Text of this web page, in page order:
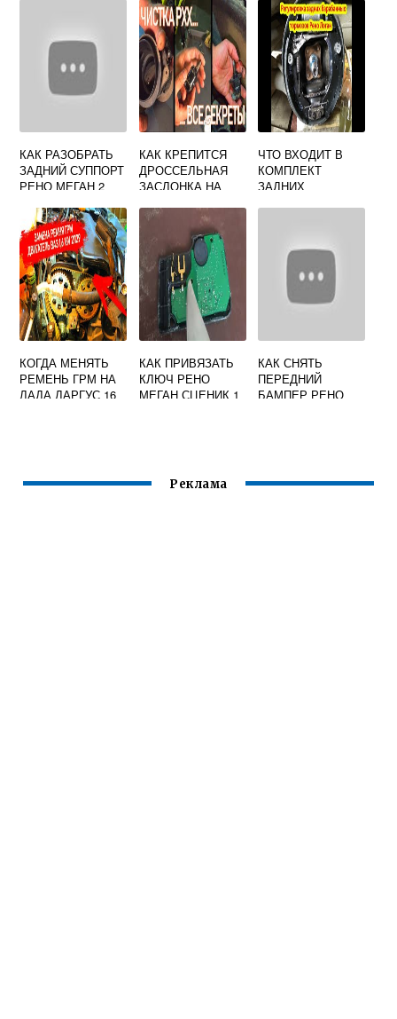
КАК РАЗОБРАТЬ
ЗАДНИЙ СУППОРТ
РЕНО МЕГАН 2
КАК КРЕПИТСЯ
ДРОССЕЛЬНАЯ
ЗАСЛОНКА НА
ЧТО ВХОДИТ В
КОМПЛЕКТ
ЗАДНИХ
КОГДА МЕНЯТЬ
РЕМЕНЬ ГРМ НА
ЛАДА ЛАРГУС 16
КАК ПРИВЯЗАТЬ
КЛЮЧ РЕНО
МЕГАН СЦЕНИК 1
КАК СНЯТЬ
ПЕРЕДНИЙ
БАМПЕР РЕНО
Реклама